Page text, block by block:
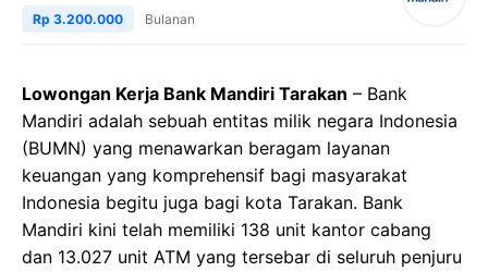
Rp 3.200.000 Bulanan
Lowongan Kerja Bank Mandiri Tarakan – Bank
Mandiri adalah sebuah entitas milik negara Indonesia
(BUMN) yang menawarkan beragam layanan
keuangan yang komprehensif bagi masyarakat
Indonesia begitu juga bagi kota Tarakan. Bank
Mandiri kini telah memiliki 138 unit kantor cabang
dan 13.027 unit ATM yang tersebar di seluruh penjuru